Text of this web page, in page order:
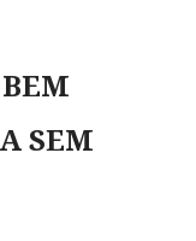
SEM